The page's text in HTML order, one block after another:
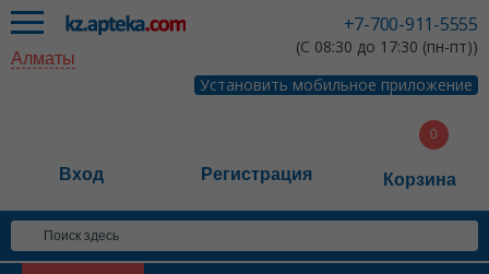
+7-700-911-5555
(С 08:30 до 17:30 (пн-пт))
Установить мобильное приложение
Алматы
Вход Регистрация Корзина